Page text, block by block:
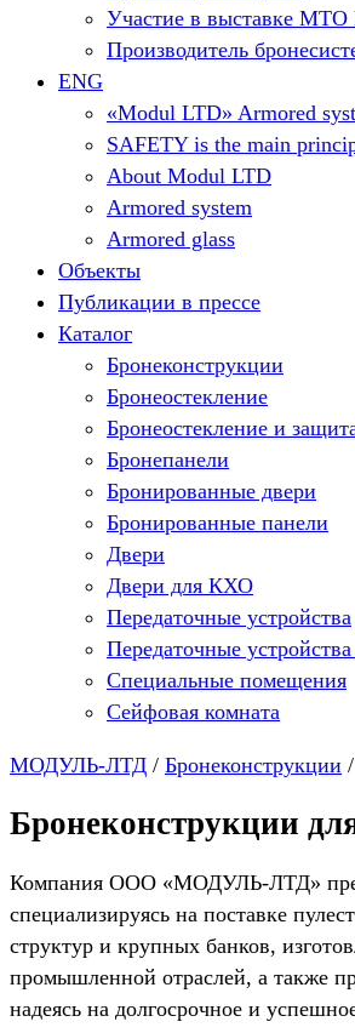
Участие в выставке
Производитель
ENG
«Modul LTD» Armored
SAFETY is the main
About Modul LTD
Armored system
Armored glass
Объекты
Публикации в прессе
Каталог
Бронеконструкции
Бронеостекление
Бронеостекление и
Бронепанели
Бронированные двери
Бронированные панели
Двери
Двери для КХО
Передаточные устройства
Передаточные
Специальные помещения
Сейфовая комната
МОДУЛЬ-ЛТД / Бронеконструкции /
Бронеконструкции
Компания ООО «МОДУЛЬ-ЛТД»
специализируясь на поставке
структур и крупных банков,
промышленной отраслей, а также
надеясь на долгосрочное и